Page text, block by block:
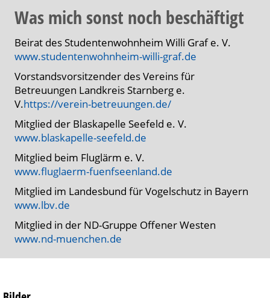
Was mich sonst noch beschäftigt
Beirat des Studentenwohnheim Willi Graf e. V.
www.studentenwohnheim-willi-graf.de
Vorstandsvorsitzender des Vereins für
Betreuungen Landkreis Starnberg e.
V.https://verein-betreuungen.de/
Mitglied der Blaskapelle Seefeld e. V.
www.blaskapelle-seefeld.de
Mitglied beim Fluglärm e. V.
www.fluglaerm-fuenfseenland.de
Mitglied im Landesbund für Vogelschutz in Bayern
www.lbv.de
Mitglied in der ND-Gruppe Offener Westen
www.nd-muenchen.de